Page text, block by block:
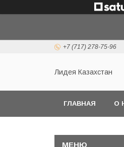
+7 (717) 278-75-96
Лидея Казахстан
ГЛАВНАЯ О